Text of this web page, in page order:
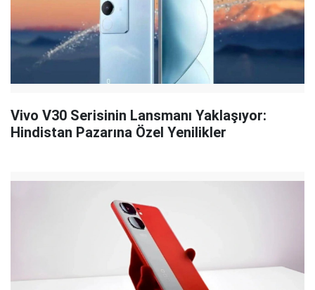
Vivo V30 Serisinin Lansmanı Yaklaşıyor:
Hindistan Pazarına Özel Yenilikler